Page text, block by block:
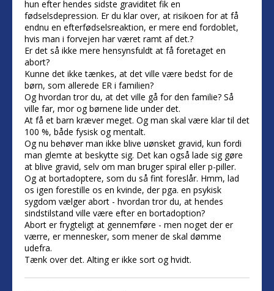
hun efter hendes sidste graviditet fik en
fødselsdepression. Er du klar over, at risikoen for at få
endnu en efterfødselsreaktion, er mere end fordoblet,
hvis man i forvejen har været ramt af det.?
Er det så ikke mere hensynsfuldt at få foretaget en
abort?
Kunne det ikke tænkes, at det ville være bedst for de
børn, som allerede ER i familien?
Og hvordan tror du, at det ville gå for den familie? Så
ville far, mor og børnene lide under det.
At få et barn kræver meget. Og man skal være klar til det
100 %, både fysisk og mentalt.
Og nu behøver man ikke blive uønsket gravid, kun fordi
man glemte at beskytte sig. Det kan også lade sig gøre
at blive gravid, selv om man bruger spiral eller p-piller.
Og at bortadoptere, som du så fint foreslår. Hmm, lad
os igen forestille os en kvinde, der pga. en psykisk
sygdom vælger abort - hvordan tror du, at hendes
sindstilstand ville være efter en bortadoption?
Abort er frygteligt at gennemføre - men noget der er
værre, er mennesker, som mener de skal dømme
udefra.
Tænk over det. Alting er ikke sort og hvidt.